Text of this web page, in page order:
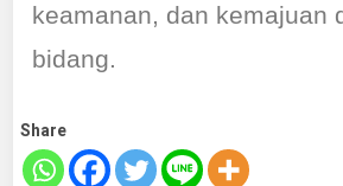
keamanan, dan kemajuan
bidang.
Share